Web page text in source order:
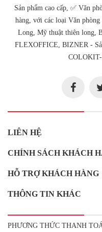
Sản phẩm cao cấp, ✅ Văn
hàng, với các loại Văn
Long, Mỹ thuật thiên long,
FLEXOFFICE, BIZNER -
COLOKIT-
LIÊN HỆ
CHÍNH SÁCH KHÁCH
HỖ TRỢ KHÁCH HÀNG
THÔNG TIN KHÁC
PHƯƠNG THỨC THANH